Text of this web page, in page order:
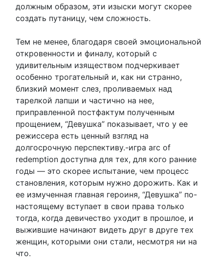
должным образом, эти изыски могут скорее
создать путаницу, чем сложность.
Тем не менее, благодаря своей эмоциональной
откровенности и финалу, который с
удивительным изяществом подчеркивает
особенно трогательный и, как ни странно,
близкий момент слез, проливаемых над
тарелкой лапши и частично на нее,
приправленной постфактум полученным
прощением, “Девушка” показывает, что у ее
режиссера есть ценный взгляд на
долгосрочную перспективу.-игра arc of
redemption доступна для тех, для кого ранние
годы — это скорее испытание, чем процесс
становления, которым нужно дорожить. Как и
ее измученная главная героиня, “Девушка” по-
настоящему вступает в свои права только
тогда, когда девичество уходит в прошлое, и
выжившие начинают видеть друг в друге тех
женщин, которыми они стали, несмотря ни на
что.